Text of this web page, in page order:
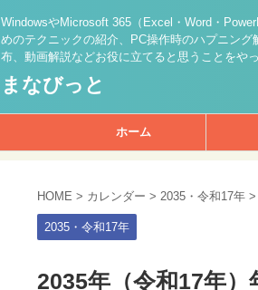
WindowsやMicrosoft 365（Excel・Word・
めのテクニックの紹介、PC操作時のハプニン
布、動画解説などお役に立てると思うことをやっ
まなびっと
ホーム
HOME > カレンダー > 2035・令和17年 >
2035・令和17年
2035年（令和17年